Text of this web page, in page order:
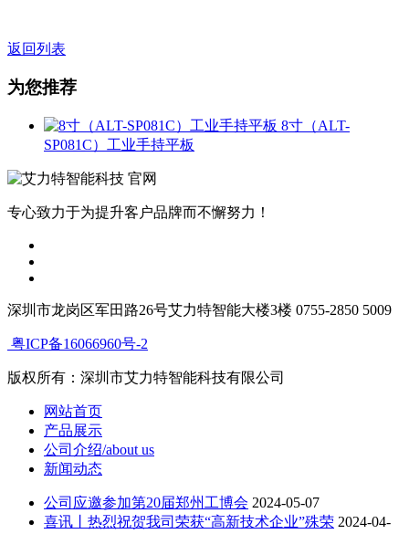
返回列表
为您推荐
8寸（ALT-
SP081C）工业手持平板
专心致力于为提升客户品牌而不懈努力！
深圳市龙岗区军田路26号艾力特智能大楼3楼 0755-2850 5009
粤ICP备16066960号-2
版权所有：深圳市艾力特智能科技有限公司
网站首页
产品展示
公司介绍/about us
新闻动态
公司应邀参加第20届郑州工博会 2024-05-07
喜讯丨热烈祝贺我司荣获“高新技术企业”殊荣 2024-04-